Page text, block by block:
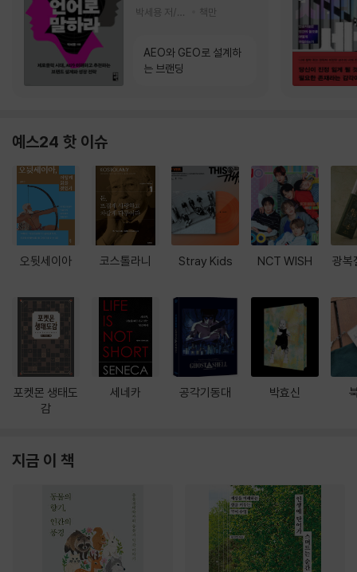
책만
AEO와 GEO로 설계하
는 브랜딩
예스24 핫 이슈
오뒷세이아
포켓몬 생태도
감
코스톨라니
세네카
Stray Kids
공각기동대
NCT WISH
박효신
광복
지금 이 책